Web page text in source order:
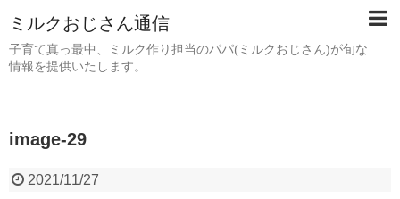
ミルクおじさん通信
子育て真っ最中、ミルク作り担当のパパ(ミルクおじさん)が旬な
情報を提供いたします。
image-29
2021/11/27